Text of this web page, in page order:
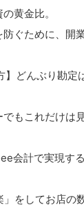
黄金比。
防ぐために、開
】どんぶり勘定
でもこれだけは
会計で実現す
」をしてお店の